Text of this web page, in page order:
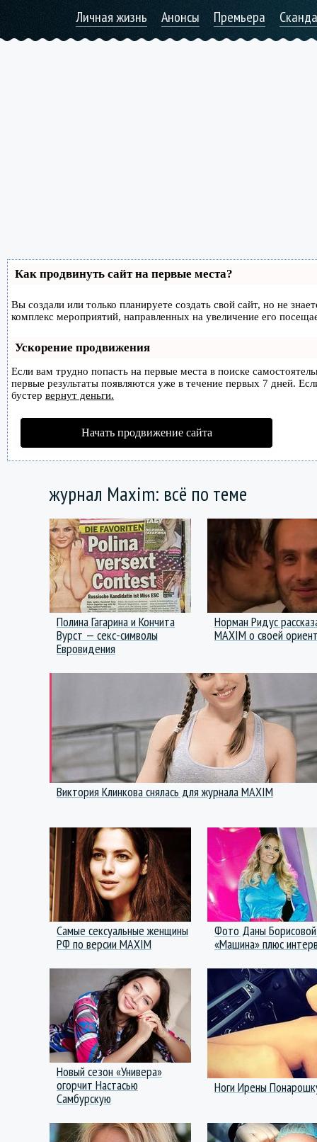
Личная жизнь Анонсы Премьера
Как продвинуть сайт на первые места?
Вы создали или только планируете создать свой сайт, но не
комплекс мероприятий, направленных на увеличение его
Ускорение продвижения
Если вам трудно попасть на первые места в поиске
первые результаты появляются уже в течение первых 7 дней.
бустер вернут деньги.
Начать продвижение сайта
журнал Maxim: всё по теме
Полина Гагарина и Кончита
Вурст — секс-символы
Евровидения
Норман Ридус
MAXIM о своей
Виктория Клинкова снялась для журнала MAXIM
Самые сексуальные женщины
РФ по версии MAXIM
Фото Даны
«Машина» плюс
Новый сезон «Универа»
огорчит Настасью
Самбурскую
Ноги Ирены